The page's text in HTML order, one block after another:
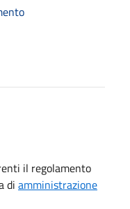
il regolamento
di amministrazione